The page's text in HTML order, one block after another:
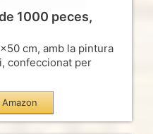
1000 peces,
cm, amb la pintura
confeccionat per